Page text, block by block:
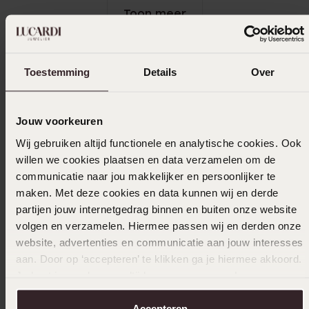
Toestemming Details Over
Jouw voorkeuren
Wij gebruiken altijd functionele en analytische cookies. Ook
willen we cookies plaatsen en data verzamelen om de
communicatie naar jou makkelijker en persoonlijker te
maken. Met deze cookies en data kunnen wij en derde
partijen jouw internetgedrag binnen en buiten onze website
volgen en verzamelen. Hiermee passen wij en derden onze
website, advertenties en communicatie aan jouw interesses
aan. Door op ‘accepteren’ te klikken ga je hiermee akkoord.
over in onscookiebeleid.
Toon meer
Ook leuk voor jou